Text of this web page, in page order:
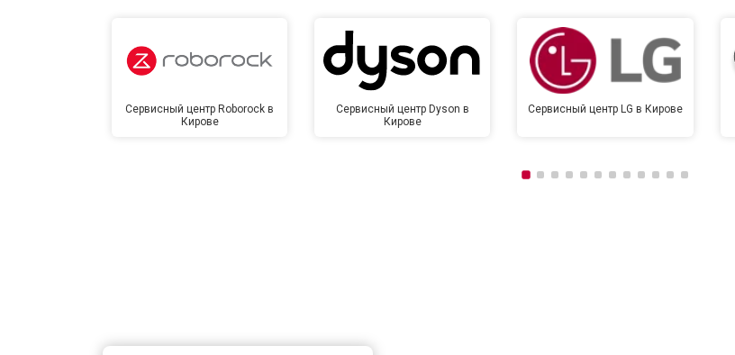
Сервисный центр Roborock в
Кирове
Сервисный центр Dyson в
Кирове
Сервисный центр LG в Кирове